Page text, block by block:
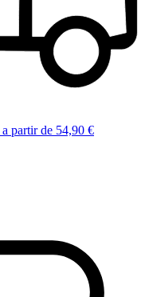
a partir de 54,90 €